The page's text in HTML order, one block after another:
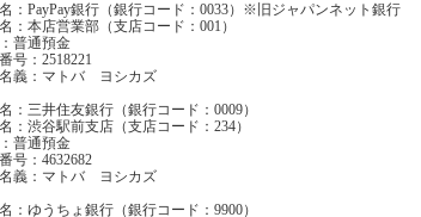
：PayPay銀行（銀行コード：0033）※旧ジャパンネット銀行
：本店営業部（支店コード：001）
普通預金
号：2518221
義：マトバ ヨシカズ
：三井住友銀行（銀行コード：0009）
：渋谷駅前支店（支店コード：234）
普通預金
号：4632682
義：マトバ ヨシカズ
：ゆうちょ銀行（銀行コード：9900）